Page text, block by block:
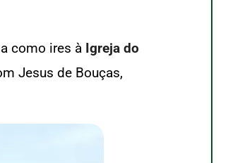
como ires à Igreja do
Jesus de Bouças,